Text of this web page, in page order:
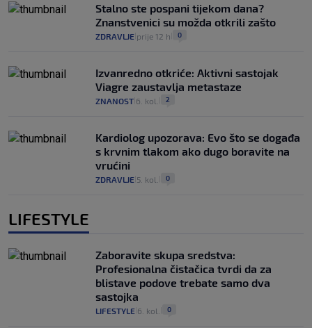
Stalno ste pospani tijekom dana?
Znanstvenici su možda otkrili zašto
ZDRAVLJE prije 12 h 0
Izvanredno otkriće: Aktivni sastojak
Viagre zaustavlja metastaze
ZNANOST 6. kol. 2
Kardiolog upozorava: Evo što se događa
s krvnim tlakom ako dugo boravite na
vrućini
ZDRAVLJE 5. kol. 0
LIFESTYLE
Zaboravite skupa sredstva:
Profesionalna čistačica tvrdi da za
blistave podove trebate samo dva
sastojka
LIFESTYLE 6. kol. 0